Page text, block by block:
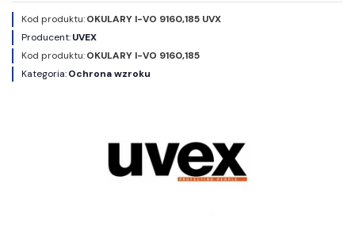
Kod produktu:OKULARY I-VO 9160,185 UVX
Producent:UVEX
Kod produktu:OKULARY I-VO 9160,185
Kategoria:Ochrona wzroku